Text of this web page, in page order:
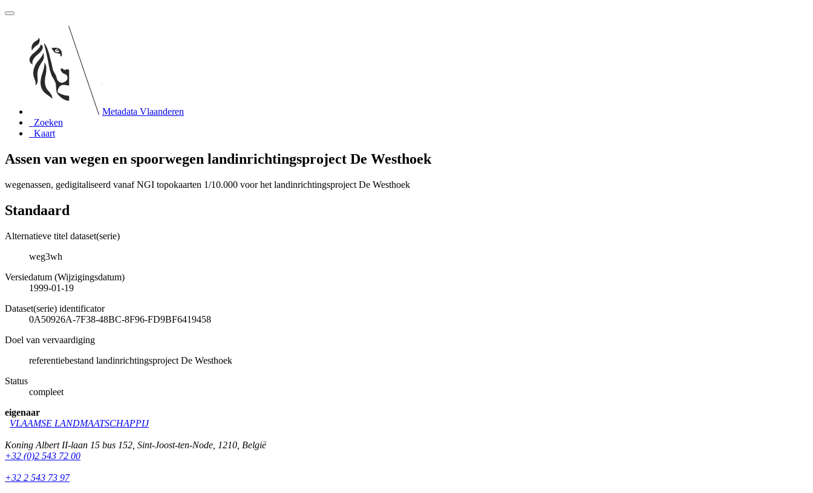
Metadata Vlaanderen
Zoeken
Kaart
Assen van wegen en spoorwegen landinrichtingsproject De Westhoek
wegenassen, gedigitaliseerd vanaf NGI topokaarten 1/10.000 voor het landinrichtingsproject De Westhoek
Standaard
Alternatieve titel dataset(serie)
weg3wh
Versiedatum (Wijzigingsdatum)
1999-01-19
Dataset(serie) identificator
0A50926A-7F38-48BC-8F96-FD9BF6419458
Doel van vervaardiging
referentiebestand landinrichtingsproject De Westhoek
Status
compleet
eigenaar
VLAAMSE LANDMAATSCHAPPIJ
Koning Albert II-laan 15 bus 152 Sint-Joost-ten-Node 1210 België
+32 (0)2 543 72 00
+32 2 543 73 97